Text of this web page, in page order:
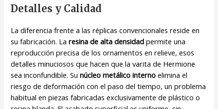
Detalles y Calidad
La diferencia frente a las réplicas convencionales reside en
su fabricación. Laresina de alta densidad permite una
reproducción precisa de los ornamentos en relieve, esos
detalles minuciosos que hacen que la varita de Hermione
sea inconfundible. Sunúcleo metálico interno elimina el
riesgo de deformación con el paso del tiempo, un problema
habitual en piezas fabricadas exclusivamente de plástico o